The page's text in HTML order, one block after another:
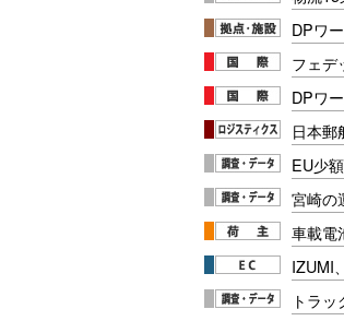
DPワ
フェデ
DPワ
日本郵
EU少
宮崎の
車載電
IZUMI
トラ